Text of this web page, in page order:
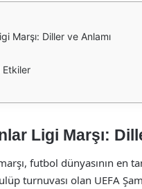
Marşı: Diller ve Anlamı
Etkiler
Ligi Marşı:
futbol dünyasının en
turnuvası olan UEFA